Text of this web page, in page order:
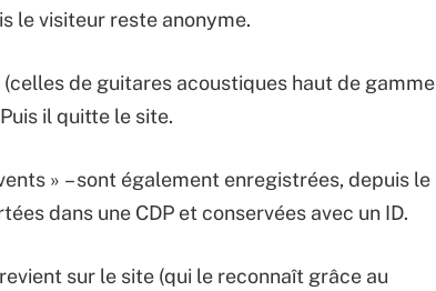
le visiteur reste anonyme.
de guitares acoustiques haut de gamme
il quitte le site.
» – sont également enregistrées, depuis le
dans une CDP et conservées avec un ID.
sur le site (qui le reconnaît grâce au